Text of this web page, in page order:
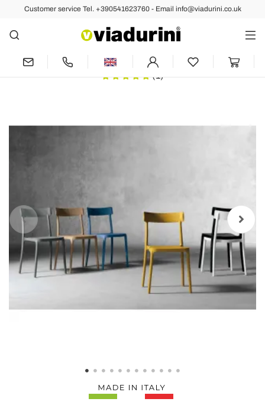
Customer service Tel. +390541623760 - Email info@viadurini.co.uk
Back Previous Next
Design indoor/outdoor chair in
polypropylene made in Italy, Peia
(1)